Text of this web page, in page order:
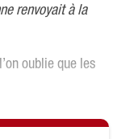
renvoyait à la
oublie que les